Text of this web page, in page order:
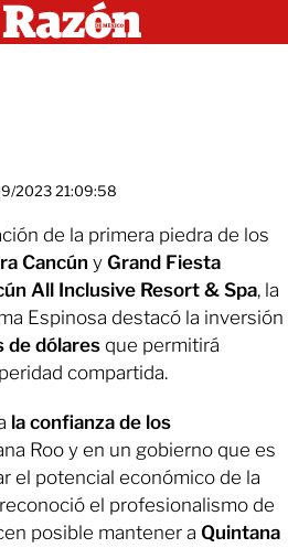
2023 21:09:58
de la primera piedra de los
Cancún y Grand Fiesta
All Inclusive Resort & Spa, la
Espinosa destacó la inversión
de dólares que permitirá
compartida.
la confianza de los
Roo y en un gobierno que es
el potencial económico de la
el profesionalismo de
posible mantener a Quintana